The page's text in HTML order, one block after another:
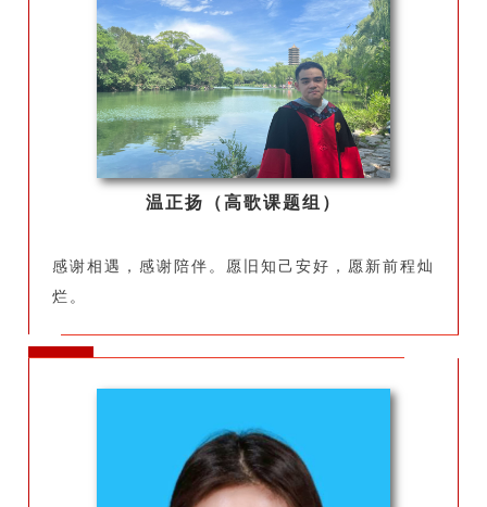
温正扬（高歌课题组）
感谢相遇，感谢陪伴。愿旧知己安好，愿新前程灿
烂。